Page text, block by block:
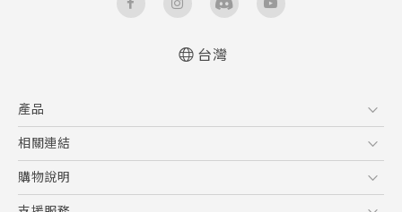
台灣
產品
5G
智慧型手機
配件
相關連結
HTC Research
購物說明
購物須知